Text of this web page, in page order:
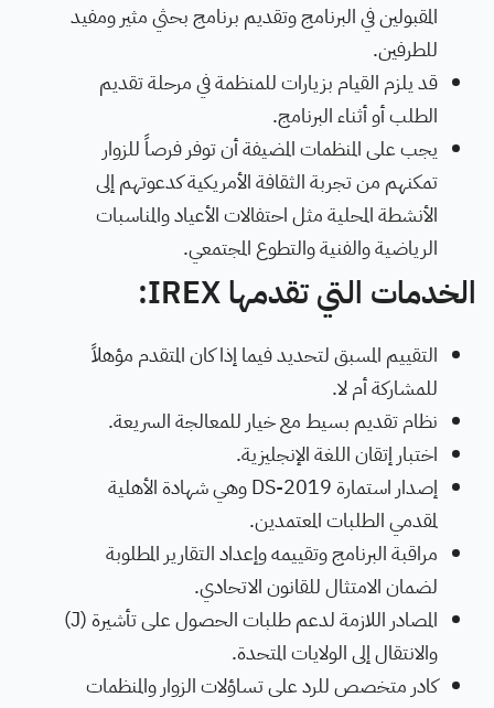
المقبولين في البرنامج وتقديم برنامج بحثي مثير ومفيد
للطرفين.
قد يلزم القيام بزيارات للمنظمة في مرحلة تقديم
الطلب أو أثناء البرنامج.
يجب على المنظمات المضيفة أن توفر فرصاً للزوار
تمكنهم من تجربة الثقافة الأمريكية كدعوتهم إلى
الأنشطة المحلية مثل احتفالات الأعياد والمناسبات
الرياضية والفنية والتطوع المجتمعي.
الخدمات التي تقدمهاIREX
:
التقييم المسبق لتحديد فيما إذا كان المتقدم مؤهلاً
للمشاركة أم لا.
نظام تقديم بسيط مع خيار للمعالجة السريعة.
اختبار إتقان اللغة الإنجليزية.
إصدار استمارةDS-2019وهي شهادة الأهلية
لمقدمي الطلبات المعتمدين.
مراقبة البرنامج وتقييمه وإعداد التقارير المطلوبة
لضمان الامتثال للقانون الاتحادي.
المصادر اللازمة لدعم طلبات الحصول على تأشيرة (J
)
والانتقال إلى الولايات المتحدة.
كادر متخصص للرد على تساؤلات الزوار والمنظمات